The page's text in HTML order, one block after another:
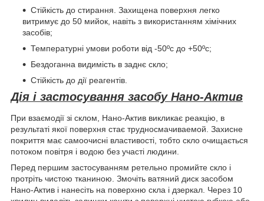
Стійкість до стирання. Захищена поверхня легко
витримує до 50 мийок, навіть з використанням хімічних
засобів;
Температурні умови роботи від -50ºс до +50ºс;
Бездоганна видимість в заднє скло;
Стійкість до дії реагентів.
Дія і застосування засобу Нано-Актив
При взаємодії зі склом, Нано-Актив викликає реакцію, в
результаті якої поверхня стає трудносмачиваемой. Захисне
покриття має самоочисні властивості, тобто скло очищається
потоком повітря і водою без участі людини.
Перед першим застосуванням ретельно промийте скло і
протріть чистою тканиною. Змочіть ватяний диск засобом
Нано-Актив і нанесіть на поверхню скла і дзеркал. Через 10